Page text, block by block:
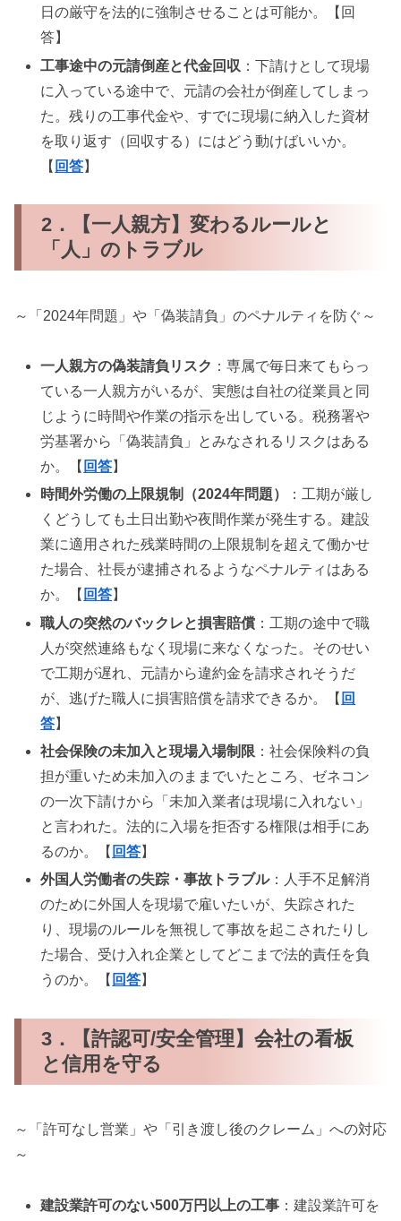
日の厳守を法的に強制させることは可能か。【回
答】
工事途中の元請倒産と代金回収 ：下請けとして現場
に入っている途中で、元請の会社が倒産してしまっ
た。残りの工事代金や、すでに現場に納入した資材
を取り返す（回収する）にはどう動けばいいか。
【 回答】
2．【一人親方】変わるルールと
「人」のトラブル
～「2024年問題」や「偽装請負」のペナルティを防ぐ～
一人親方の偽装請負リスク ：専属で毎日来てもらっ
ている一人親方がいるが、実態は自社の従業員と同
じように時間や作業の指示を出している。税務署や
労基署から「偽装請負」とみなされるリスクはある
か。【 回答】
時間外労働の上限規制（2024年問題）
：工期が厳し
くどうしても土日出勤や夜間作業が発生する。建設
業に適用された残業時間の上限規制を超えて働かせ
た場合、社長が逮捕されるようなペナルティはある
か。【 回答】
職人の突然のバックレと損害賠償 ：工期の途中で職
人が突然連絡もなく現場に来なくなった。そのせい
で工期が遅れ、元請から違約金を請求されそうだ
が、逃げた職人に損害賠償を請求できるか。【 回
答】
社会保険の未加入と現場入場制限 ：社会保険料の負
担が重いため未加入のままでいたところ、ゼネコン
の一次下請けから「未加入業者は現場に入れない」
と言われた。法的に入場を拒否する権限は相手にあ
るのか。【 回答】
外国人労働者の失踪・事故トラブル：人手不足解消
のために外国人を現場で雇いたいが、失踪された
り、現場のルールを無視して事故を起こされたりし
た場合、受け入れ企業としてどこまで法的責任を負
うのか。【 回答】
3．【許認可/安全管理】会社の看板
と信用を守る
～「許可なし営業」や「引き渡し後のクレーム」への対応
～
建設業許可のない500万円以上の工事 ：建設業許可を